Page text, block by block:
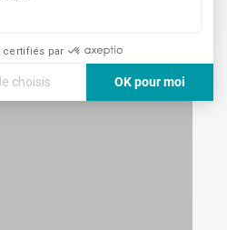
certifiés par
choisis OK pour moi